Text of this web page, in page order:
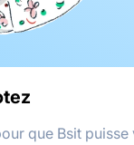
que Bsit